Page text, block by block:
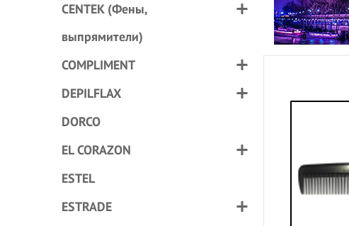
CENTEK (Фены,
выпрямители)
COMPLIMENT
DEPILFLAX
DORCO
EL CORAZON
ESTEL
ESTRADE